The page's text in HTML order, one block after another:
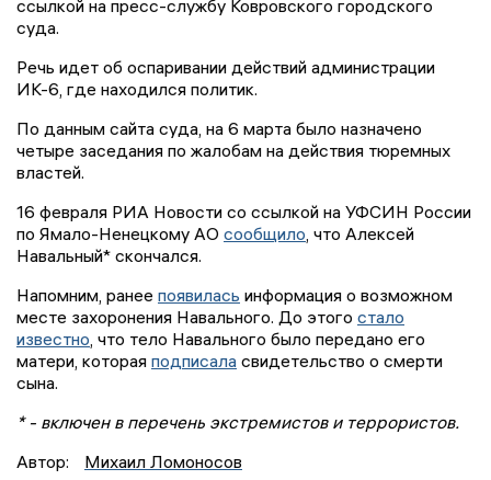
ссылкой на пресс-службу Ковровского городского
суда.
Речь идет об оспаривании действий администрации
ИК-6, где находился политик.
По данным сайта суда, на 6 марта было назначено
четыре заседания по жалобам на действия тюремных
властей.
16 февраля РИА Новости со ссылкой на УФСИН России
по Ямало-Ненецкому АО сообщило , что Алексей
Навальный* скончался.
Напомним, ранее появилась информация о возможном
месте захоронения Навального. До этого стало
известно , что тело Навального было передано его
матери, которая подписала свидетельство о смерти
сына.
* - включен в перечень экстремистов и террористов.
Автор:
Михаил Ломоносов